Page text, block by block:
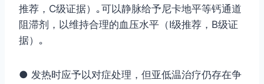
推荐，C级证据）｡可以静脉给予尼卡地平等钙通道
阻滞剂，以维持合理的血压水平（Ⅰ级推荐，B级证
据）｡
● 发热时应予以对症处理，但亚低温治疗仍存在争